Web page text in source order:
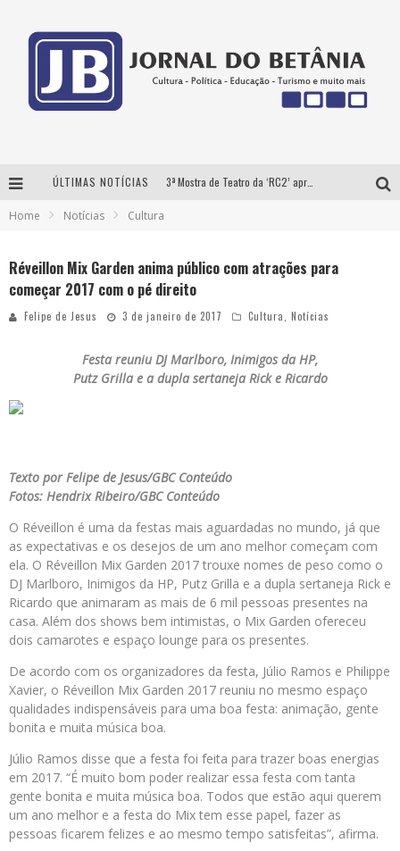
ÚLTIMAS NOTÍCIAS 3ª Mostra de Teatro da ‘RC2’ apresenta ‘seis espetáculos’ imperdíveis para o público ‘infantil e adulto’ assistir no conforto de casa pelo canal do Youtube
Home Notícias Cultura
Réveillon Mix Garden anima público com atrações para
começar 2017 com o pé direito
Felipe de Jesus 3 de janeiro de 2017 Cultura Notícias
Festa reuniu DJ Marlboro, Inimigos da HP,
Putz Grilla e a dupla sertaneja Rick e Ricardo
Texto por Felipe de Jesus/GBC Conteúdo
Fotos: Hendrix Ribeiro/GBC Conteúdo
O Réveillon é uma da festas mais aguardadas no mundo, já que
as expectativas e os desejos de um ano melhor começam com
ela. O Réveillon Mix Garden 2017 trouxe nomes de peso como o
DJ Marlboro, Inimigos da HP, Putz Grilla e a dupla sertaneja Rick e
Ricardo que animaram as mais de 6 mil pessoas presentes na
casa. Além dos shows bem intimistas, o Mix Garden ofereceu
dois camarotes e espaço lounge para os presentes.
De acordo com os organizadores da festa, Júlio Ramos e Philippe
Xavier, o Réveillon Mix Garden 2017 reuniu no mesmo espaço
qualidades indispensáveis para uma boa festa: animação, gente
bonita e muita música boa.
Júlio Ramos disse que a festa foi feita para trazer boas energias
em 2017. “É muito bom poder realizar essa festa com tanta
gente bonita e muita música boa. Todos que estão aqui querem
um ano melhor e a festa do Mix tem esse papel, fazer as
pessoas ficarem felizes e ao mesmo tempo satisfeitas”, afirma.